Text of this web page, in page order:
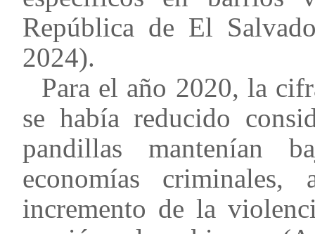
República de El
2024).
Para el año 2020, la
se había reducido
pandillas mantenían
economías
incremento de la